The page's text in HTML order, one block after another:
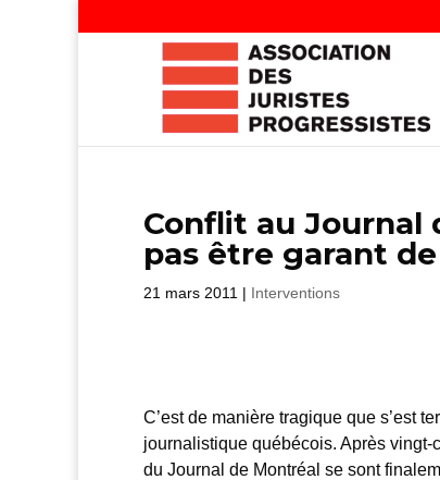
Conflit au Journal
pas être garant de
21 mars 2011 | Interventions
C’est de manière tragique que s’est
journalistique québécois. Après
du Journal de Montréal se sont